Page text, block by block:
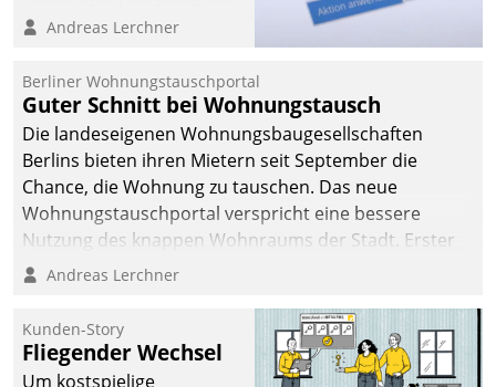
Cockpit für mobile
Datatrain. Die meravis
Wohnungsbau- und
Immobilien GmbH hat
sich dabei für den Betrieb
der Lösung über die SAP
Cloud Platform
entschieden - als erstes
Unternehmen am
Andreas Lerchner
Berliner Wohnungstauschportal
Guter Schnitt bei Wohnungstausch
Die landeseigenen Wohnungsbaugesellschaften
Berlins bieten ihren Mietern seit September die
Chance, die Wohnung zu tauschen. Das neue
Wohnungstauschportal verspricht eine bessere
Nutzung des knappen Wohnraums der Stadt. Erster
Anwendungsfall für Datatrains Lösung API-Hub mit
Unternehmen.
Andreas Lerchner
Kunden-Story
Fliegender Wechsel
Um kostspielige